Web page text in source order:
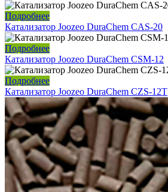
Подробнее
Катализатор Joozeo DuraChem CAS-20
Подробнее
Катализатор Joozeo DuraChem CSM-12
Подробнее
Катализатор Joozeo DuraChem CZS-12T